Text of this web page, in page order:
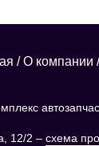
/ О компании /
12/2 – схема